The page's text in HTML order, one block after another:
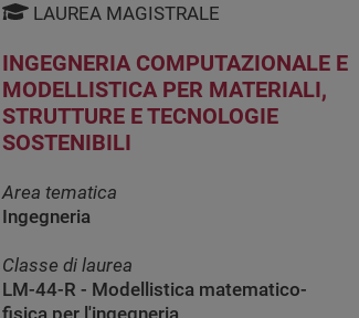
LAUREA MAGISTRALE
INGEGNERIA COMPUTAZIONALE E
MODELLISTICA PER MATERIALI,
STRUTTURE E TECNOLOGIE
SOSTENIBILI
Area tematica
Ingegneria
Classe di laurea
LM-44-R - Modellistica matematico-
fisica per l'ingegneria